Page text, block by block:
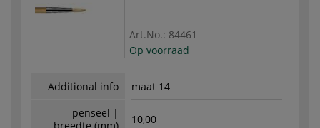
Art.No.: 84461
Op voorraad
Additional info
maat 14
penseel |
10,00